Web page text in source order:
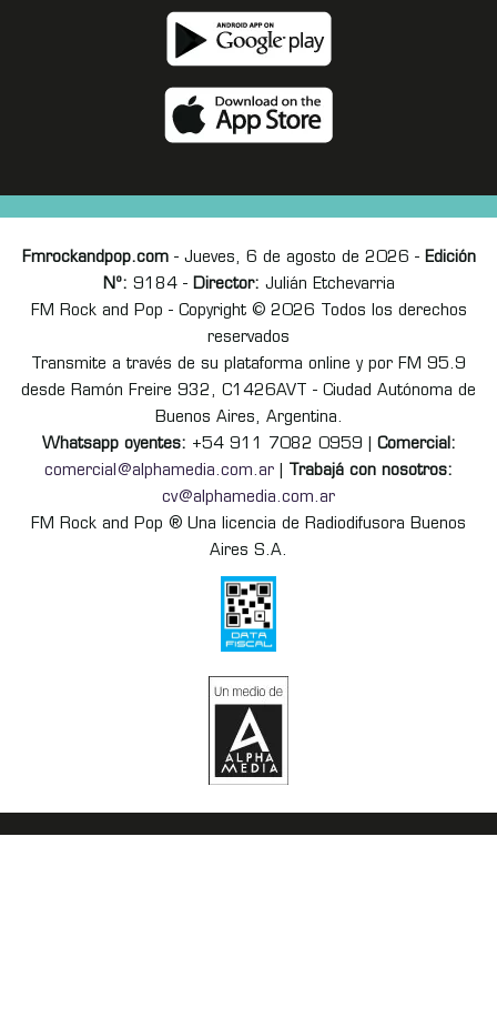
Fmrockandpop.com- Jueves, 6 de agosto de 2026 - Edición
Nº: 9184 - Director: Julián Etchevarria
FM Rock and Pop - Copyright © 2026 Todos los derechos
reservados
Transmite a través de su plataforma online y por FM 95.9
desde Ramón Freire 932, C1426AVT - Ciudad Autónoma de
Buenos Aires, Argentina.
Whatsapp oyentes: +54 911 7082 0959 | Comercial:
comercial@alphamedia.com.ar
Trabajá con nosotros:
cv@alphamedia.com.ar
FM Rock and Pop ® Una licencia de Radiodifusora Buenos
Aires S.A.